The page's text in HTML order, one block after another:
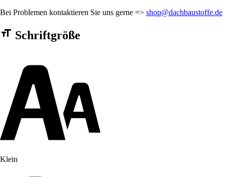
Bei Problemen kontaktieren Sie uns gerne => shop@dachbaustoffe.de
Barrierefreiheit Einstellungen Formular
Schriftgröße
Klein